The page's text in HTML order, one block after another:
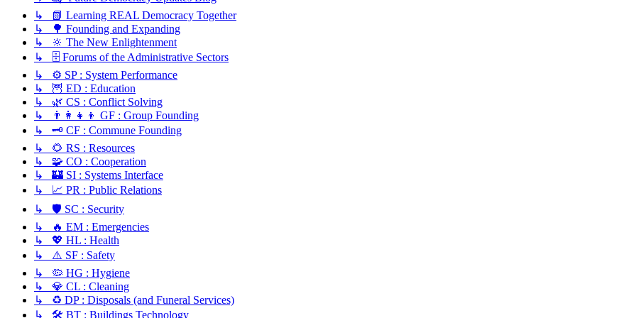
↳ 📗 Learning REAL Democracy Together
↳ 🌳 Founding and Expanding
↳ 🔆 The New Enlightenment
↳ 🗄️ Forums of the Administrative Sectors
↳ ⚙️ SP : System Performance
↳ 🦉 ED : Education
↳ 🌿 CS : Conflict Solving
↳ 👨‍👩‍👧‍👦 GF : Group Founding
↳ 🗝️ CF : Commune Founding
↳ 🌻 RS : Resources
↳ 🧩 CO : Cooperation
↳ 🏰 SI : Systems Interface
↳ 📈 PR : Public Relations
↳ 🛡️ SC : Security
↳ 🔥 EM : Emergencies
↳ 💖 HL : Health
↳ ⚠️ SF : Safety
↳ 🦠 HG : Hygiene
↳ 💎 CL : Cleaning
↳ ♻️ DP : Disposals (and Funeral Services)
↳ 🛠️ BT : Buildings Technology